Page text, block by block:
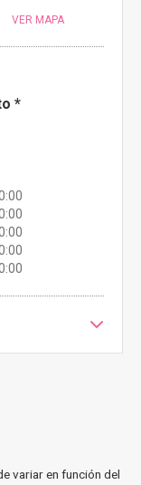
VER MAPA
*
variar en función del